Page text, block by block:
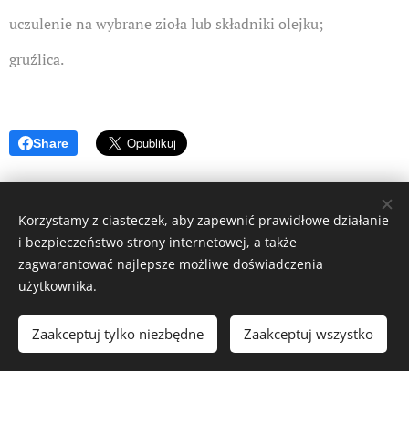
uczulenie na wybrane zioła lub składniki olejku;
gruźlica.
Share
Studio FizjoPilates
Strona utworzona za pomocą usługi
Webnode Ciasteczka
Korzystamy z ciasteczek, aby zapewnić prawidłowe działanie
i bezpieczeństwo strony internetowej, a także
zagwarantować najlepsze możliwe doświadczenia
użytkownika.
Zaakceptuj tylko niezbędne Zaakceptuj wszystko